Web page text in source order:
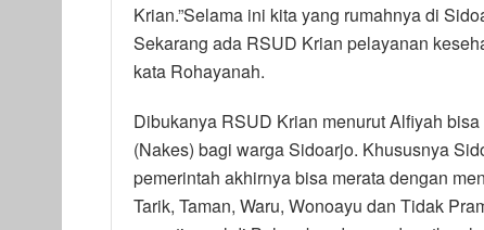
Krian.”Selama ini kita yang rumahnya di
Sekarang ada RSUD Krian pelayanan
kata Rohayanah.
Dibukanya RSUD Krian menurut Alfiyah
(Nakes) bagi warga Sidoarjo. Khususnya
pemerintah akhirnya bisa merata dengan
Tarik, Taman, Waru, Wonoayu dan Tidak